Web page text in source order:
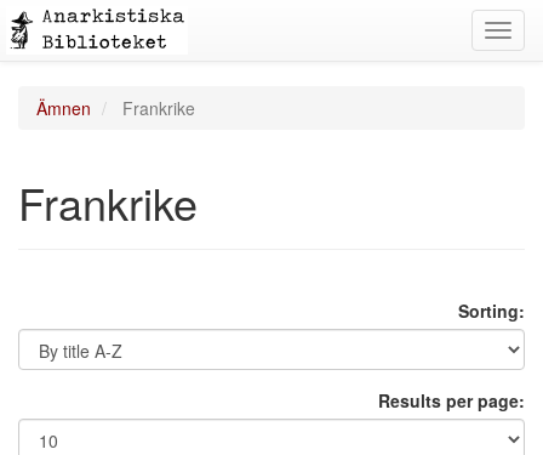
Ämnen Frankrike
Frankrike
Sorting:
Results per page: